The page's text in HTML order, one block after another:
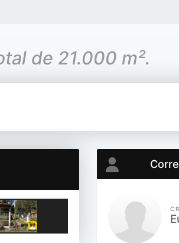
de 21.000 m².